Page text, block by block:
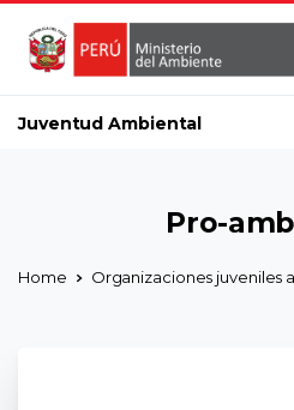
Juventud Ambiental
Pro-
Home Organizaciones juveniles